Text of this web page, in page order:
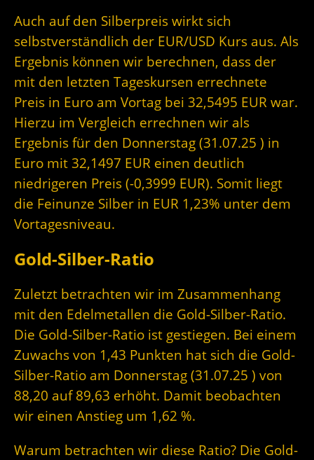
Auch auf den Silberpreis wirkt sich
selbstverständlich der EUR/USD Kurs aus. Als
Ergebnis können wir berechnen, dass der
mit den letzten Tageskursen errechnete
Preis in Euro am Vortag bei 32,5495 EUR war.
Hierzu im Vergleich errechnen wir als
Ergebnis für den Donnerstag (31.07.25 ) in
Euro mit 32,1497 EUR einen deutlich
niedrigeren Preis (-0,3999 EUR). Somit liegt
die Feinunze Silber in EUR 1,23% unter dem
Vortagesniveau.
Gold-Silber-Ratio
Zuletzt betrachten wir im Zusammenhang
mit den Edelmetallen die Gold-Silber-Ratio.
Die Gold-Silber-Ratio ist gestiegen. Bei einem
Zuwachs von 1,43 Punkten hat sich die Gold-
Silber-Ratio am Donnerstag (31.07.25 ) von
88,20 auf 89,63 erhöht. Damit beobachten
wir einen Anstieg um 1,62 %.
Warum betrachten wir diese Ratio? Die Gold-